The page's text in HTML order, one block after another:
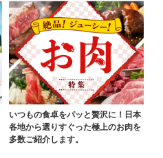
いつもの食卓をパッと贅沢に！日本
各地から選りすぐった極上のお肉を
多数ご紹介します。